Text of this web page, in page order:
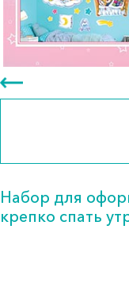
Набор для
крепко спать